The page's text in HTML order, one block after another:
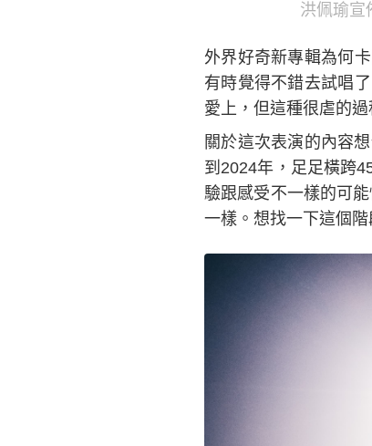
洪佩瑜宣
外界好奇新專輯為何
有時覺得不錯去試唱
愛上，但這種很虐的
關於這次表演的內容
到2024年，足足橫跨
驗跟感受不一樣的可
一樣。想找一下這個